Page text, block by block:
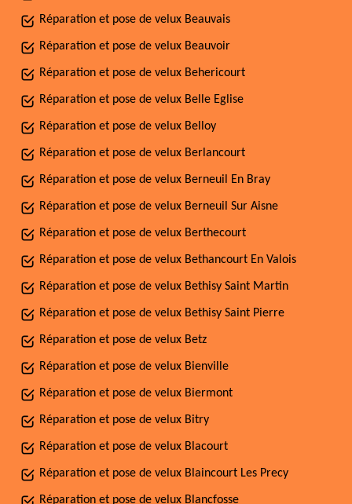
Réparation et pose de velux Beauvais
Réparation et pose de velux Beauvoir
Réparation et pose de velux Behericourt
Réparation et pose de velux Belle Eglise
Réparation et pose de velux Belloy
Réparation et pose de velux Berlancourt
Réparation et pose de velux Berneuil En Bray
Réparation et pose de velux Berneuil Sur Aisne
Réparation et pose de velux Berthecourt
Réparation et pose de velux Bethancourt En Valois
Réparation et pose de velux Bethisy Saint Martin
Réparation et pose de velux Bethisy Saint Pierre
Réparation et pose de velux Betz
Réparation et pose de velux Bienville
Réparation et pose de velux Biermont
Réparation et pose de velux Bitry
Réparation et pose de velux Blacourt
Réparation et pose de velux Blaincourt Les Precy
Réparation et pose de velux Blancfosse